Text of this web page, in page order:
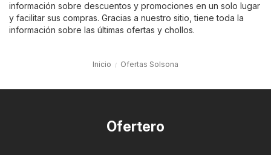
información sobre descuentos y promociones en un solo lugar
y facilitar sus compras. Gracias a nuestro sitio, tiene toda la
información sobre las últimas ofertas y chollos.
Inicio Ofertas Solsona
Ofertero